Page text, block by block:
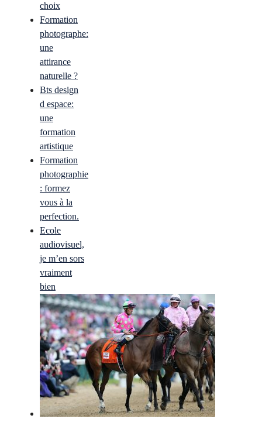
choix
Formation
photographe:
une
attirance
naturelle ?
Bts design
d espace:
une
formation
artistique
Formation
photographie
: formez
vous à la
perfection.
Ecole
audiovisuel,
je m’en sors
vraiment
bien